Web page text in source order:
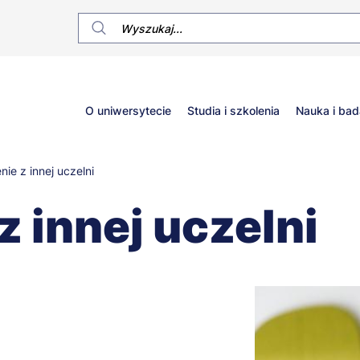
Główne
menu
O uniwersytecie Studia i szkolenia Nauka i
z innej uczelni
innej uczelni